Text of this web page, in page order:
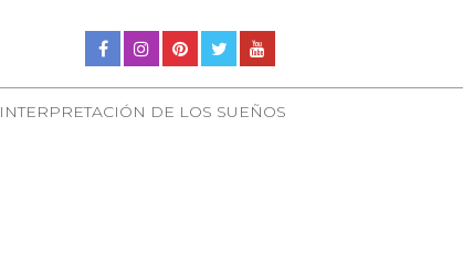
INTERPRETACIÓN DE LOS SUEÑOS